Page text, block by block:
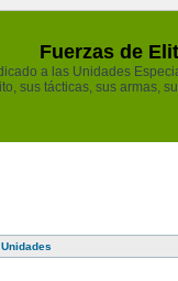
Fuerzas de
a las Unidades
sus tácticas, sus armas,